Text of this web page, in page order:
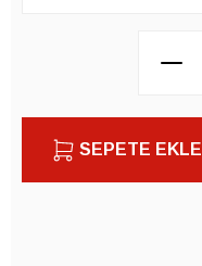
SEPETE EKLE